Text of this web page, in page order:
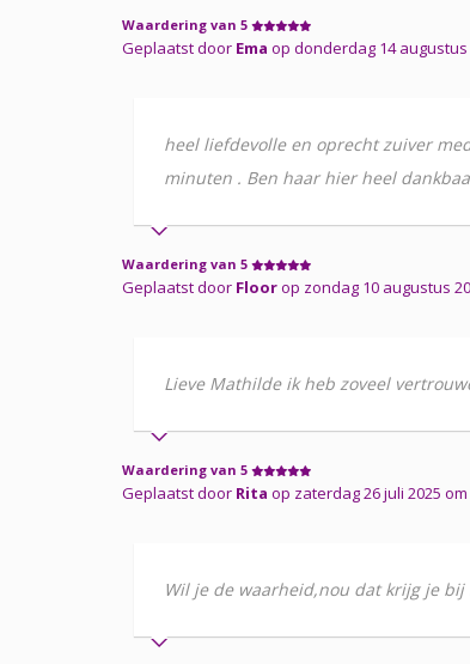
Waardering van 5
Geplaatst door Ema op donderdag 14 augustus
heel liefdevolle en oprecht zuiver
minuten . Ben haar hier heel
Waardering van 5
Geplaatst door Floorop zondag 10 augustus
Lieve Mathilde ik heb zoveel
Waardering van 5
Geplaatst door Rita op zaterdag 26 juli 2025 om
Wil je de waarheid,nou dat krijg je